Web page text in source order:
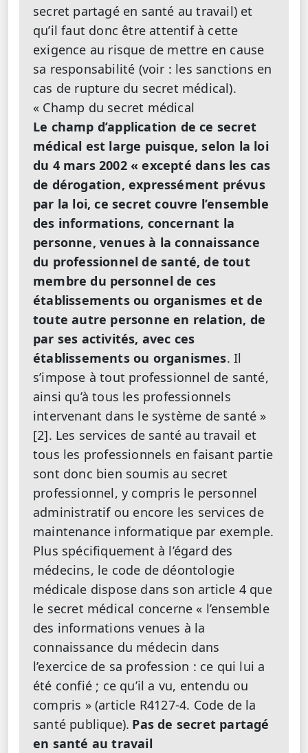
secret partagé en santé au travail) et
qu’il faut donc être attentif à cette
exigence au risque de mettre en cause
sa responsabilité (voir : les sanctions en
cas de rupture du secret médical).
« Champ du secret médical
Le champ d’application de ce secret
médical est large puisque, selon la loi
du 4 mars 2002 « excepté dans les cas
de dérogation, expressément prévus
par la loi, ce secret couvre l’ensemble
des informations, concernant la
personne, venues à la connaissance
du professionnel de santé, de tout
membre du personnel de ces
établissements ou organismes et de
toute autre personne en relation, de
par ses activités, avec ces
établissements ou organismes. Il
s’impose à tout professionnel de santé,
ainsi qu’à tous les professionnels
intervenant dans le système de santé »
[2]. Les services de santé au travail et
tous les professionnels en faisant partie
sont donc bien soumis au secret
professionnel, y compris le personnel
administratif ou encore les services de
maintenance informatique par exemple.
Plus spécifiquement à l’égard des
médecins, le code de déontologie
médicale dispose dans son article 4 que
le secret médical concerne « l’ensemble
des informations venues à la
connaissance du médecin dans
l’exercice de sa profession : ce qui lui a
été confié ; ce qu’il a vu, entendu ou
compris » (article R4127-4. Code de la
santé publique). Pas de secret partagé
en santé au travail